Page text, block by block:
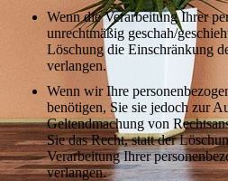
Wenn die Verarbeitung Ihrer
unrechtmäßig geschah/
Löschung die Einschränkung
verlangen.
Wenn wir Ihre
benötigen, Sie sie jedoch zur
Geltendmachung von
Sie das Recht, statt der
Verarbeitung Ihrer
verlangen.